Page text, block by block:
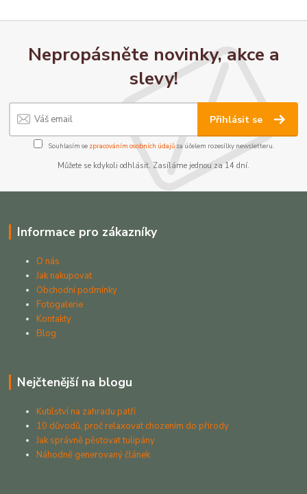
Nepropásněte novinky, akce a
slevy!
Přihlásit se
Souhlasím se zpracováním osobních údajůza účelem rozesílky newsletteru.
Můžete se kdykoli odhlásit. Zasíláme jednou za 14 dní.
Informace pro zákazníky
O nás
Jak nakupovat
Obchodní podmínky
Fotogalerie
Kontakty
Blog
Nejčtenější na blogu
Kutilství na zahradu patří
10 důvodů, proč relaxovat chozením do přírody
Jak správně pěstovat tulipány
Náhodně generovaný článek